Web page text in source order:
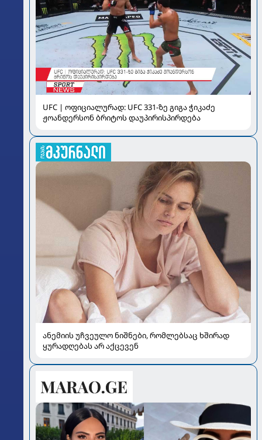
UFC | ოფიციალურად: UFC 331-ზე გიგა ჭიკაძე
ჟოანდერსონ ბრიტოს დაუპირისპირდება
ანემიის უჩვეულო ნიშნები, რომლებსაც ხშირად
ყურადღებას არ აქცევენ